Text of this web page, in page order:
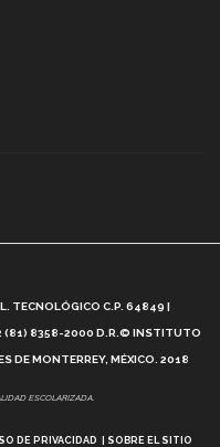
Tec? (video)
Inteligencia Artificial, Paola
TECNOLÓGICO C.P. 64849 |
(81) 8358-2000 D.R.© INSTITUTO
DE MONTERREY, MÉXICO. 2018
ESCOLARIZADA.
DE PRIVACIDAD SOBRE EL SITIO